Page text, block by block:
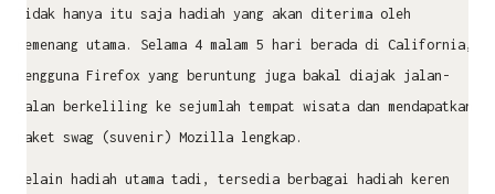
Tidak hanya itu saja hadiah yang akan diterima oleh
pemenang utama. Selama 4 malam 5 hari berada di California,
pengguna Firefox yang beruntung juga bakal diajak jalan-
jalan berkeliling ke sejumlah tempat wisata dan mendapatkan
paket swag (suvenir) Mozilla lengkap.
Selain hadiah utama tadi, tersedia berbagai hadiah keren